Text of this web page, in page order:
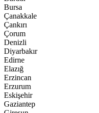
Bursa
Çanakkale
Çankırı
Çorum
Denizli
Diyarbakır
Edirne
Elazığ
Erzincan
Erzurum
Eskişehir
Gaziantep